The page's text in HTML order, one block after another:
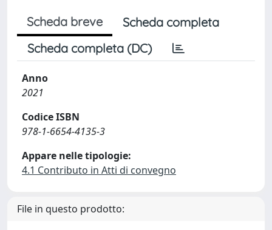
Scheda breve
Scheda completa
Scheda completa (DC)
Anno
2021
Codice ISBN
978-1-6654-4135-3
Appare nelle tipologie:
4.1 Contributo in Atti di convegno
File in questo prodotto: